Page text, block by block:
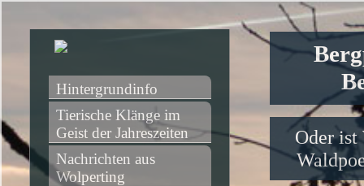
Oder ist
Hintergrundinfo
Tierische Klänge im
Geist der Jahreszeiten
Nachrichten aus
Wolperting